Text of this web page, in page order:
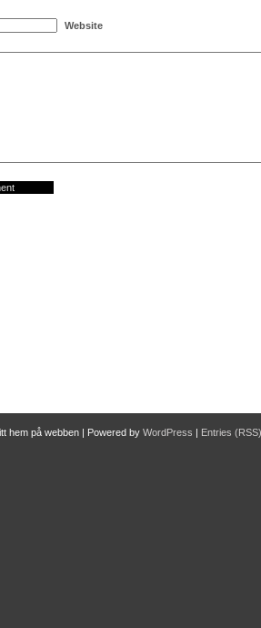
Website
hem på webben | Powered by WordPress | Entries (RSS)